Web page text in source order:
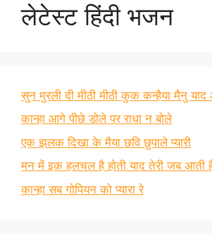
लेटेस्ट हिंदी भजन
सुन मुरली दी मीठी मीठी कुक कन्हैया मैनु याद
कान्हा आगे पीछे डोले पर राधा न बोले
एक झलक दिखा के मैया छवि छुपाले प्यारी
मन में इक हलचल है होती याद तेरी जब आती
कान्हा सब गोपियन को प्यारा रे